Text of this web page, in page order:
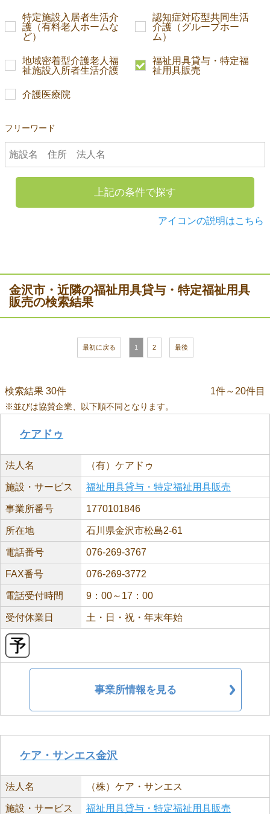
特定施設入居者生活介
護（有料老人ホームな
ど）
認知症対応型共同生活
介護（グループホー
ム）
地域密着型介護老人福
祉施設入所者生活介護
福祉用具貸与・特定福
祉用具販売
介護医療院
フリーワード
上記の条件で探す
アイコンの説明はこちら
金沢市・近隣の福祉用具貸与・特定福祉用具
販売の検索結果
最初に戻る 1 2 最後
検索結果 30件 1件～20件目
※並びは協賛企業、以下順不同となります。
ケアドゥ
法人名 （有）ケアドゥ
施設・サービス 福祉用具貸与・特定福祉用具販売
事業所番号 1770101846
所在地 石川県金沢市松島2-61
電話番号 076-269-3767
FAX番号 076-269-3772
電話受付時間 9：00～17：00
受付休業日 土・日・祝・年末年始
事業所情報を見る
ケア・サンエス金沢
法人名 （株）ケア・サンエス
施設・サービス 福祉用具貸与・特定福祉用具販売